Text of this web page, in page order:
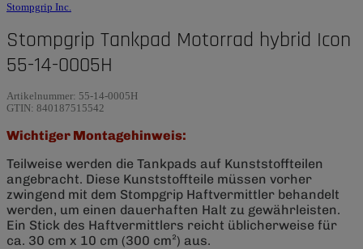
Stompgrip Inc.
Stompgrip Tankpad Motorrad hybrid Icon
55-14-0005H
Artikelnummer: 55-14-0005H
GTIN: 840187515542
Wichtiger Montagehinweis:
Teilweise werden die Tankpads auf Kunststoffteilen
angebracht. Diese Kunststoffteile müssen vorher
zwingend mit dem Stompgrip Haftvermittler behandelt
werden, um einen dauerhaften Halt zu gewährleisten.
Ein Stick des Haftvermittlers reicht üblicherweise für
ca. 30 cm x 10 cm (300 cm²) aus.